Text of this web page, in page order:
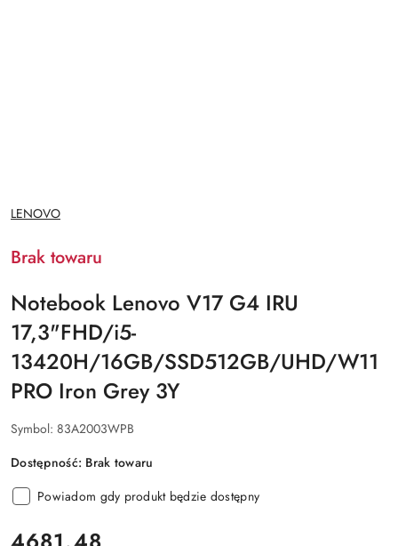
NAZWA
PRODUCENTA:
LENOVO
Brak towaru
Notebook Lenovo V17 G4 IRU
17,3"FHD/i5-
13420H/16GB/SSD512GB/UHD/W11
PRO Iron Grey 3Y
Symbol: 83A2003WPB
Dostępność: Brak towaru
Powiadom gdy produkt będzie dostępny